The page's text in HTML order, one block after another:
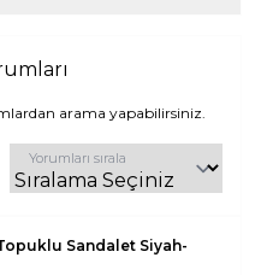
arama yapabilirsiniz.
Yorumları sırala
Sandalet Siyah-